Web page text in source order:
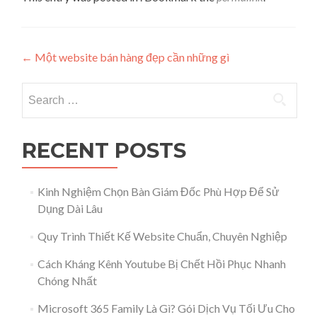
Post navigation
← Một website bán hàng đẹp cần những gì
RECENT POSTS
Kinh Nghiệm Chọn Bàn Giám Đốc Phù Hợp Để Sử
Dụng Dài Lâu
Quy Trình Thiết Kế Website Chuẩn, Chuyên Nghiệp
Cách Kháng Kênh Youtube Bị Chết Hồi Phục Nhanh
Chóng Nhất
Microsoft 365 Family Là Gì? Gói Dịch Vụ Tối Ưu Cho